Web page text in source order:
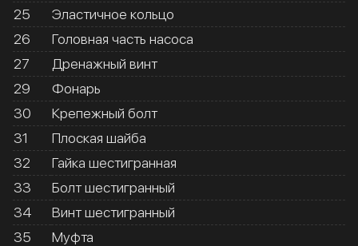
25
Эластичное кольцо
26
Головная часть насоса
27
Дренажный винт
29
Фонарь
30
Крепежный болт
31
Плоская шайба
32
Гайка шестигранная
33
Болт шестигранный
34
Винт шестигранный
35
Муфта